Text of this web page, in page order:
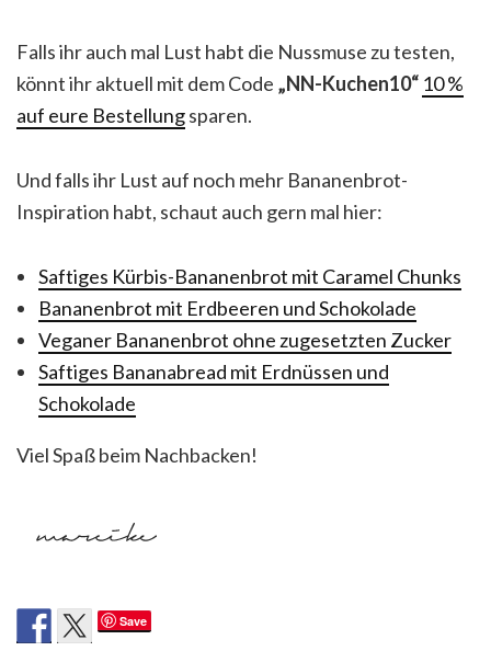
Falls ihr auch mal Lust habt die Nussmuse zu testen,
könnt ihr aktuell mit dem Code „NN-Kuchen10“ 10 %
auf eure Bestellungsparen.
Und falls ihr Lust auf noch mehr Bananenbrot-
Inspiration habt, schaut auch gern mal hier:
Saftiges Kürbis-Bananenbrot mit Caramel Chunks
Bananenbrot mit Erdbeeren und Schokolade
Veganer Bananenbrot ohne zugesetzten Zucker
Saftiges Bananabread mit Erdnüssen und
Schokolade
Viel Spaß beim Nachbacken!
Save